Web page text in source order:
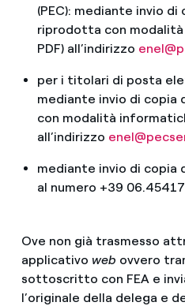
(PEC): mediante invio
riprodotta con
PDF) all’indirizzo
per i titolari di posta
mediante invio di
con modalità
all’indirizzo
mediante invio di
al numero +39
Ove non già trasmesso
applicativo web ovvero
sottoscritto con FEA e
l’originale della delega e